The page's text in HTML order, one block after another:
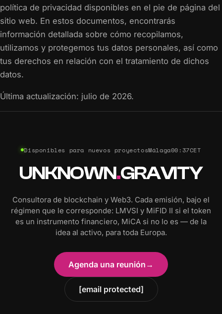
política de privacidad disponibles en el pie de página del
sitio web. En estos documentos, encontrarás
información detallada sobre cómo recopilamos,
utilizamos y protegemos tus datos personales, así como
tus derechos en relación con el tratamiento de dichos
datos.
Última actualización: julio de 2026.
Disponibles para nuevos proyectosMálaga00:37CET
UNKNOWN.GRAVITY
Consultora de blockchain y Web3. Cada emisión, bajo el
régimen que le corresponde: LMVSI y MiFID II si el token
es un instrumento financiero, MiCA si no lo es — de la
idea al activo, para toda Europa.
Agenda una reunión →
[email protected]